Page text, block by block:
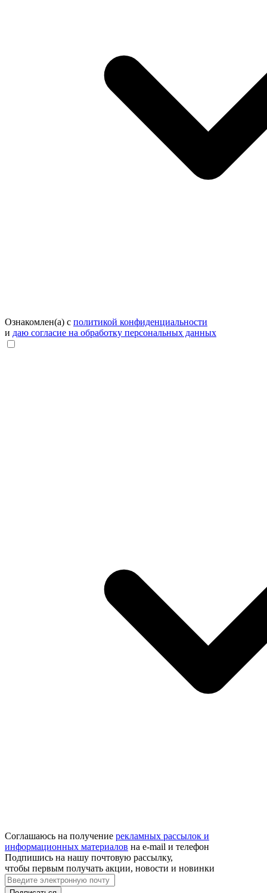
Ознакомлен(а) с политикой конфиденциальности
и даю согласие на обработку персональных данных
Соглашаюсь на получение рекламных рассылок и
информационных материалов на e‑mail и телефон
Подпишись на нашу почтовую рассылку,
чтобы первым получать акции, новости и новинки